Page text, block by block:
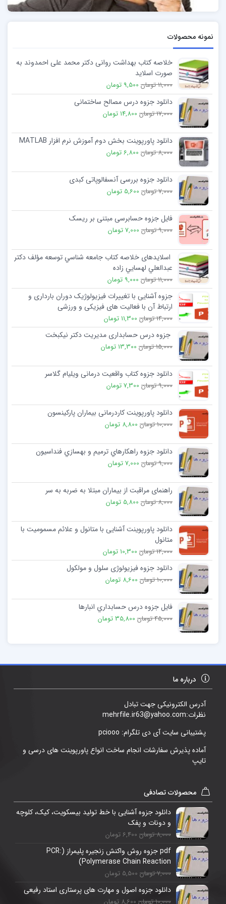
نمونه محصولات
خلاصه کتاب بهداشت روانی دکتر محمد علی احمدوند به
صورت اسلاید
11,000 تومان 9,500 تومان
دانلود جزوه درس مصالح ساختمانی
17,000 تومان 14,800 تومان
دانلود پاورپوینت بخش دوم آموزش نرم افزار MATLAB
8,000 تومان 6,800 تومان
دانلود جزوه بررسی آنسفالوپاتی کبدی
7,000 تومان 5,600 تومان
فایل جزوه حسابرسی مبتنی بر ریسک
9,000 تومان 7,000 تومان
اسلایدهای خلاصه کتاب جامعه شناسي توسعه مؤلف دكتر
عبدالعلي لهسايي زاده
11,000 تومان 9,000 تومان
جزوه آشنایی با تغییرات فیزیولوژیک دوران بارداری و
ارتباط آن با فعالیت های فیزیکی و ورزشی
14,000 تومان 11,300 تومان
جزوه درس حسابداری مدیریت دکتر نیکبخت
15,000 تومان 13,300 تومان
دانلود جزوه کتاب واقعیت درمانی ویلیام گلاسر
9,000 تومان 7,300 تومان
دانلود پاورپوینت کاردرمانی بیماران پارکینسون
10,000 تومان 8,800 تومان
دانلود جزوه راهكارهاي ترميم و بهسازي فنداسيون
9,000 تومان 7,000 تومان
راهنمای مراقبت از بیماران مبتلا به ضربه به سر
8,000 تومان 5,800 تومان
دانلود پاورپوینت آشنایی با متانول و علائم مسمومیت با
متانول
12,000 تومان 10,300 تومان
دانلود جزوه فیزیولوژی سلول و مولکول
10,000 تومان 8,600 تومان
فایل جزوه درس حسابداري انبارها
45,000 تومان 35,800 تومان
درباره ما
آدرس الکترونیکی جهت تبادل
نظرات:mehrfile.ir63@yahoo.com
پشتیبانی سایت آی دی تلگرام: pciooo
آماده پذیرش سفارشات انجام ساخت انواع پاورپوینت های درسی و
تایپ
محصولات تصادفی
دانلود جزوه آشنایی با خط تولید بیسکویت، کیک، کلوچه
و دونات و پفک
8,000 تومان 6,400 تومان
pdf جزوه روش واکنش زنجیره پلیمراز (PCR:
Polymerase Chain Reaction)
7,000 تومان 5,500 تومان
دانلود جزوه اصول و مهارت های پرستاری استاد رفیعی